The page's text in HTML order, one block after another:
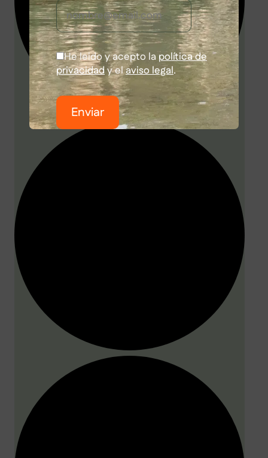
He leido y acepto la política de
privacidady elaviso legal.
Enviar